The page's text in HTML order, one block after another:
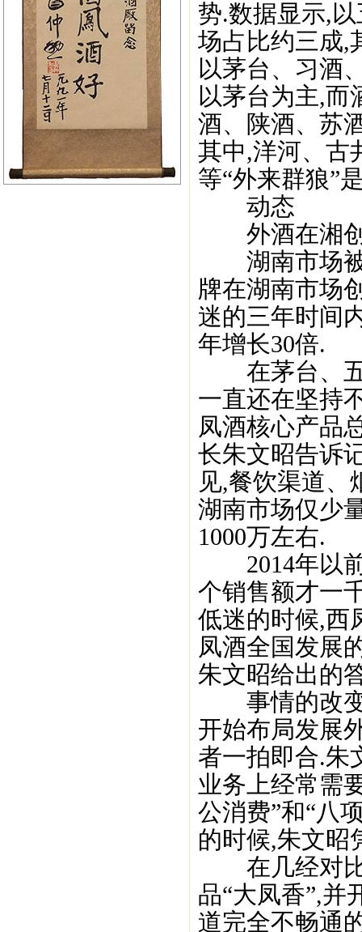
势.数据显示,
场占比约三成,
以茅台、习酒
以茅台为主,而
酒、陕酒、苏
其中,洋河、古
等“外来群狼”
动态
外酒在湘创
湖南市场被
牌在湖南市场
迷的三年时间
年增长30倍.
在茅台、五
一直还在坚持
凤酒核心产品
长朱文昭告诉
见,餐饮渠道、
湖南市场仅少
1000万左右.
2014年以前,
个销售额才一
低迷的时候,西
凤酒全国发展
朱文昭给出的
事情的改变
开始布局发展
者一拍即合.朱
业务上经常需
公消费”和“八
的时候,朱文昭
在几经对比
品“大凤香”,并
道完全不畅通